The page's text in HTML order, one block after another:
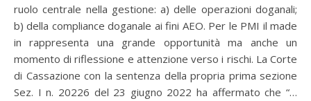
ruolo centrale nella gestione: a) delle operazioni doganali;
b) della compliance doganale ai fini AEO. Per le PMI il made
in rappresenta una grande opportunità ma anche un
momento di riflessione e attenzione verso i rischi. La Corte
di Cassazione con la sentenza della propria prima sezione
Sez. I n. 20226 del 23 giugno 2022 ha affermato che “…